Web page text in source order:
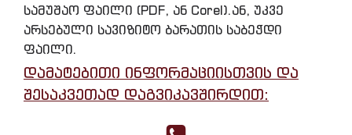
სამუშაო ფაილი (PDF, ან Corel).ან, უკვე
არსებული სავიზიტო ბარათის საბეჭდი
ფაილი.
დამატებითი ინფორმაციისთვის და
შესაკვეთად დაგვიკავშირდით: